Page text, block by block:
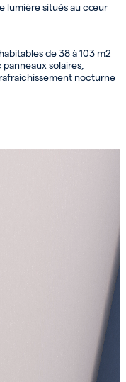
lumière situés au cœur
de 38 à 103 m2
solaires,
nocturne